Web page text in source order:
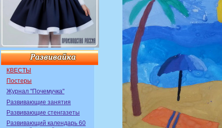
КВЕСТЫ
Постеры
Журнал "Почемучка"
Развивающие занятия
Развивающие стенгазеты
Развивающий календарь 60